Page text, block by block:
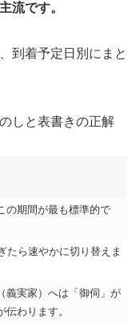
流です。
到着予定日別にまと
しと表書きの正解
の期間が最も標準的で
たら速やかに切り替えま
義実家）へは「御伺」が
伝わります。